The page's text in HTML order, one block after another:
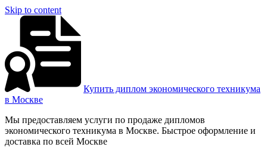
Skip to content
Купить диплом экономического техникума
в Москве
Мы предоставляем услуги по продаже дипломов
экономического техникума в Москве. Быстрое оформление и
доставка по всей Москве